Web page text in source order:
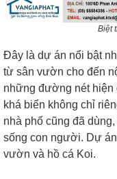
Biệt
Đây là dự án nổi bật
từ sân vườn cho đến
những đường nét hiện
khá biển không chỉ
nhà phố cũng đã
sống con người. Dự
vườn và hồ cá Koi.